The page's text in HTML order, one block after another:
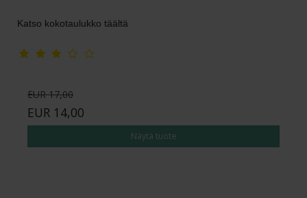
Katso kokotaulukko täältä
EUR 17,00
EUR 14,00
Näytä tuote